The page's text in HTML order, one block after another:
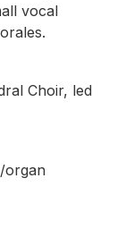
vocal
Choir, led
organ